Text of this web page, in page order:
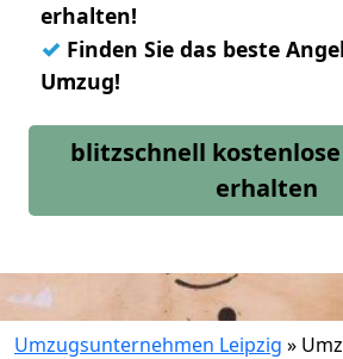
erhalten!
✓ Finden Sie das beste
Umzug!
blitzschnell
erhalten
Umzugsunternehmen Leipzig »